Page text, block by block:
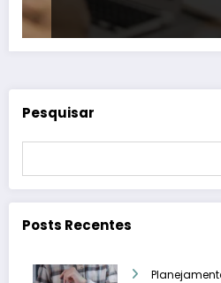
Pesquisar
Posts Recentes